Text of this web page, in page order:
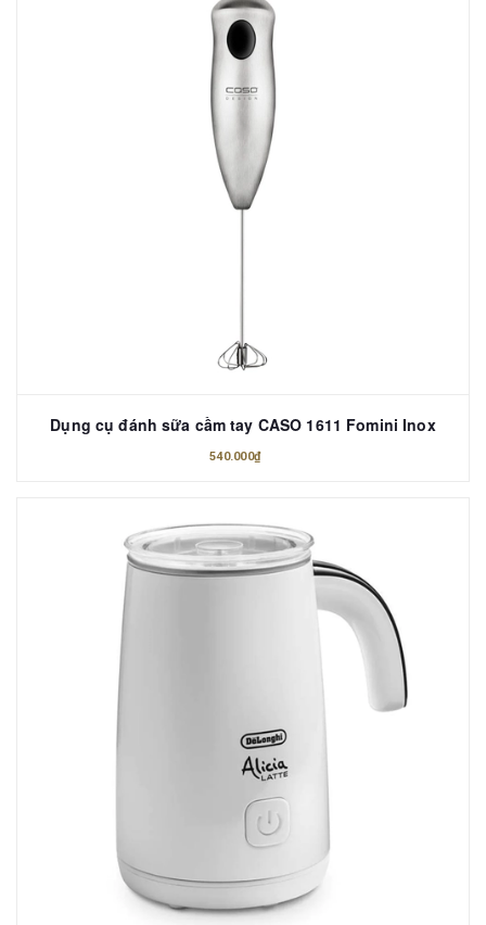
Dụng cụ đánh sữa cầm tay CASO 1611 Fomini Inox
540.000₫